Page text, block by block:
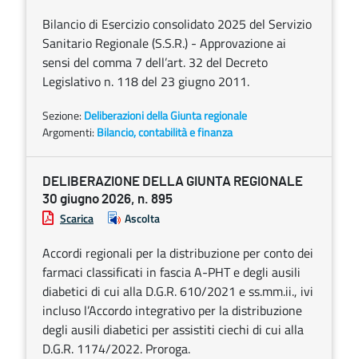
Bilancio di Esercizio consolidato 2025 del Servizio
Sanitario Regionale (S.S.R.) - Approvazione ai
sensi del comma 7 dell’art. 32 del Decreto
Legislativo n. 118 del 23 giugno 2011.
Sezione: Deliberazioni della Giunta regionale
Argomenti: Bilancio, contabilità e finanza
DELIBERAZIONE DELLA GIUNTA REGIONALE
30 giugno 2026, n. 895
Scarica Ascolta
Accordi regionali per la distribuzione per conto dei
farmaci classificati in fascia A-PHT e degli ausili
diabetici di cui alla D.G.R. 610/2021 e ss.mm.ii., ivi
incluso l’Accordo integrativo per la distribuzione
degli ausili diabetici per assistiti ciechi di cui alla
D.G.R. 1174/2022. Proroga.